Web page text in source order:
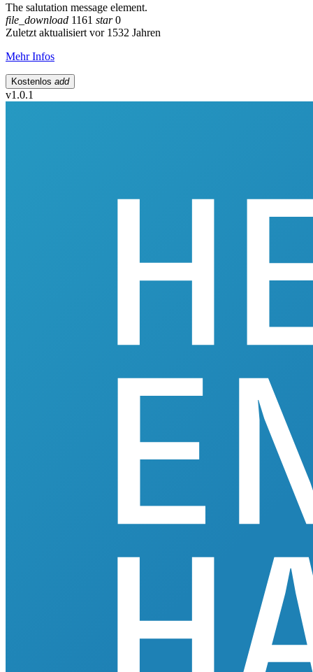
The salutation message element.
file_download 1161 star0
Zuletzt aktualisiert vor 1532 Jahren
Mehr Infos
Kostenlos add
v1.0.1